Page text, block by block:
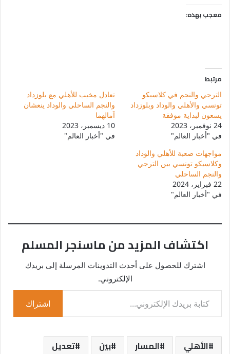
معجب بهذه:
مرتبط
الترجي والنجم في كلاسيكو
تونسي والأهلي والوداد وبلوزداد
يسعون لبداية موفقة
24 نوفمبر، 2023
في "أخبار العالم"
تعادل مخيب للأهلي مع بلوزداد
والنجم الساحلي والوداد ينعشان
آمالهما
10 ديسمبر، 2023
في "أخبار العالم"
مواجهات صعبة للأهلي والوداد
وكلاسيكو تونسي بين الترجي
والنجم الساحلي
22 فبراير، 2024
في "أخبار العالم"
اكتشاف المزيد من ماسنجر المسلم
اشترك للحصول على أحدث التدوينات المرسلة إلى بريدك
الإلكتروني.
كتابة بريدك الإلكتروني...
اشتراك
الأهلي المسار بين
تعديل